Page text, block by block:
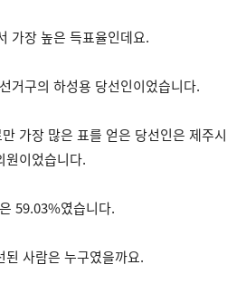
가장 높은 득표율인데요.
거구의 하성용 당선인이었습니다.
가장 많은 표를 얻은 당선인은 제주시
원이었습니다.
59.03%였습니다.
사람은 누구였을까요.